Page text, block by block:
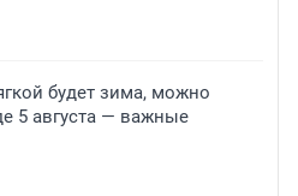
будет зима, можно
5 августа — важные